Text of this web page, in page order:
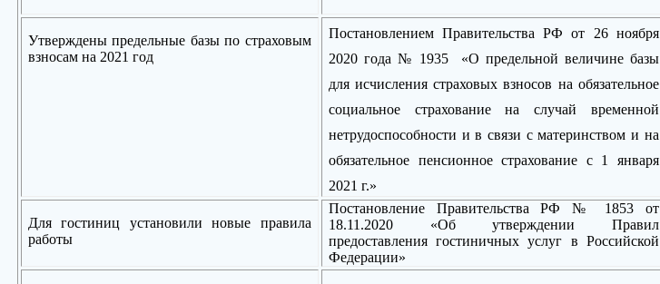
Утверждены предельные базы по страховым
взносам на 2021 год
Постановлением Правительства РФ от 26 ноября
2020 года № 1935 «О предельной величине базы
для исчисления страховых взносов на обязательное
социальное страхование на случай временной
нетрудоспособности и в связи с материнством и на
обязательное пенсионное страхование с 1 января
2021 г.»
Для гостиниц установили новые правила
работы
Постановление Правительства РФ № 1853 от
18.11.2020 «Об утверждении Правил
предоставления гостиничных услуг в Российской
Федерации»